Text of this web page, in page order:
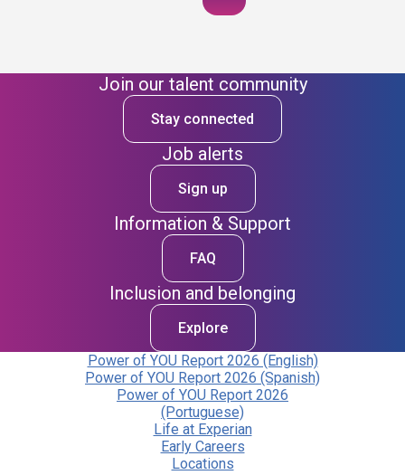
Join our talent community
Stay connected
Job alerts
Sign up
Information & Support
FAQ
Inclusion and belonging
Explore
Power of YOU Report 2026 (English)
Power of YOU Report 2026 (Spanish)
Power of YOU Report 2026
(Portuguese)
Life at Experian
Early Careers
Locations